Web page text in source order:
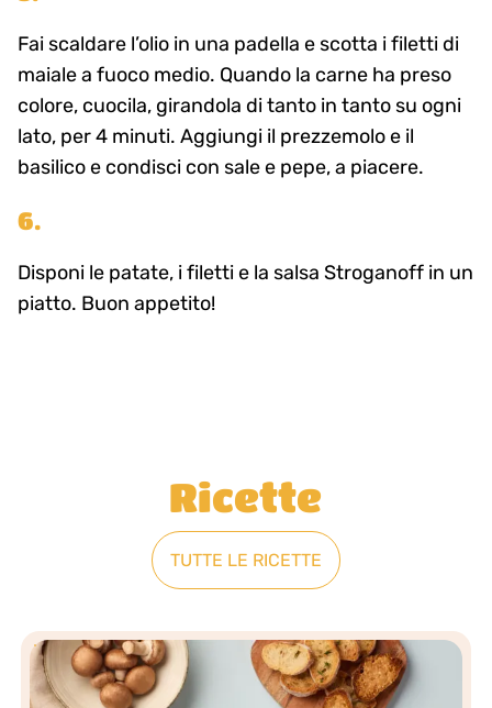
Fai scaldare l’olio in una padella e scotta i filetti di
maiale a fuoco medio. Quando la carne ha preso
colore, cuocila, girandola di tanto in tanto su ogni
lato, per 4 minuti. Aggiungi il prezzemolo e il
basilico e condisci con sale e pepe, a piacere.
6.
Disponi le patate, i filetti e la salsa Stroganoff in un
piatto. Buon appetito!
Ricette
TUTTE LE RICETTE